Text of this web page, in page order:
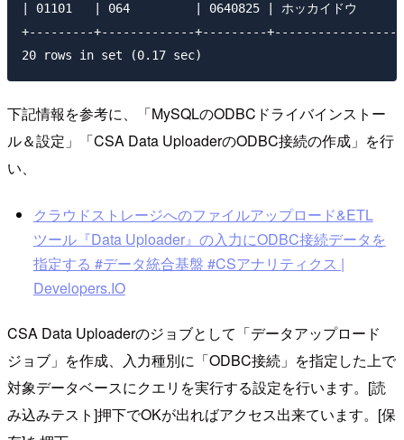
| 01101   | 064         | 0640825 | ホッカイドウ
+---------+-------------+---------
下記情報を参考に、「MySQLのODBCドライバインストー
ル＆設定」「CSA Data UploaderのODBC接続の作成」を行
い、
クラウドストレージへのファイルアップロード&ETL
ツール『Data Uploader』の入力にODBC接続データを
指定する #データ統合基盤 #CSアナリティクス |
Developers.IO
CSA Data Uploaderのジョブとして「データアップロード
ジョブ」を作成、入力種別に「ODBC接続」を指定した上で
対象データベースにクエリを実行する設定を行います。[読
み込みテスト]押下でOKが出ればアクセス出来ています。[保